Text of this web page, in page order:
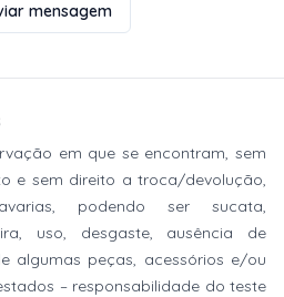
mensagem
em que se encontram, sem
e sem direito a troca/devolução,
podendo ser sucata,
uso, desgaste, ausência de
algumas peças, acessórios e/ou
– responsabilidade do teste